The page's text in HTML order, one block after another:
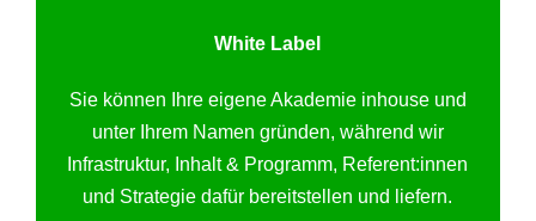
White Label
Sie können Ihre eigene Akademie inhouse und
unter Ihrem Namen gründen, während wir
Infrastruktur, Inhalt & Programm, Referent:innen
und Strategie dafür bereitstellen und liefern.